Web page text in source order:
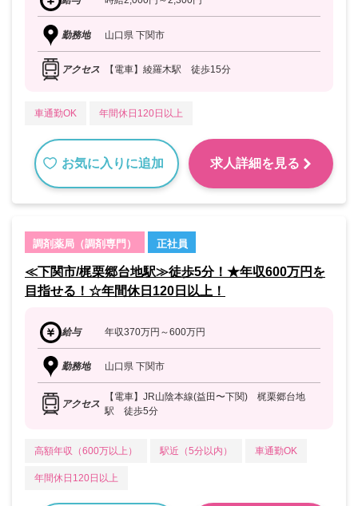
勤務地 山口県 下関市
アクセス 【電車】綾羅木駅 徒歩15分
車通勤OK 年間休日120日以上
お気に入りに追加 求人詳細を見る
調剤薬局（調剤専門） 正社員
≪下関市/梶栗郷台地駅≫徒歩5分！★年収600万円を
目指せる！☆年間休日120日以上！
給与 年収370万円～600万円
勤務地 山口県 下関市
アクセス
【電車】JR山陰本線(益田〜下関) 梶栗郷台地
駅 徒歩5分
高額年収（600万以上） 駅近（5分以内） 車通勤OK
年間休日120日以上